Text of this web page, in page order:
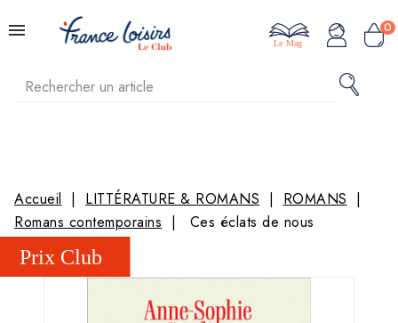
0
Le Mag
Accueil LITTÉRATURE & ROMANS
ROMANS
Romans contemporains
Ces éclats de nous